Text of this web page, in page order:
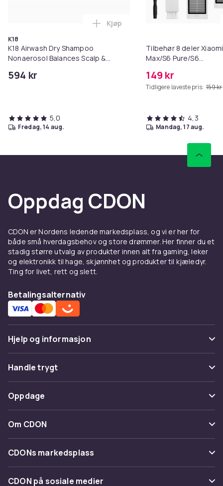
K18
K18 Airwash Dry Shampoo
Nonaerosol Balances Scalp &
594 kr
Legg K18 Airwash Dry
Kjøp
5,0
fredag, 14 aug.
Tilbehør 8 deler
Max/S6 Pure/S6
149 kr
Tidligere laveste pris: 159 kr
4,3
mandag, 17 aug.
Oppdag CDON
CDON er Nordens ledende markedsplass, og vi er her for
både små hverdagsbehov og store drømmer. Her finner du et
stadig større utvalg av produkter innen alt fra gaming, leker
og elektronikk til hage, skjønnhet og produkter til kjæledyr.
Ting for livet, rett og slett.
Betalingsalternativ
Hjelp og informasjon
Vanlige spørsmål
Spor pakke
Angre & returner her
Kontakt oss
Handle trygt
Betaling
Levering
Tilbakekallinger
Oppdage
Kategorier
Varemerker
Om CDON
Om oss
Kundeanmeldelser
CDONs markedsplass
Merchant Help Center
CDON på sosiale medier